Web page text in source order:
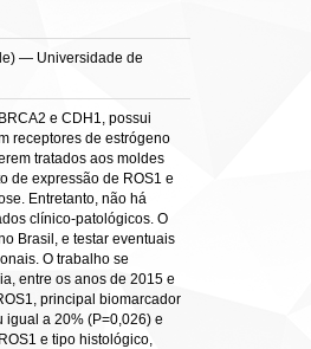
— Universidade de
e CDH1, possui
receptores de estrógeno
tratados aos moldes
de expressão de ROS1 e
Entretanto, não há
clínico-patológicos. O
Brasil, e testar eventuais
O trabalho se
entre os anos de 2015 e
principal biomarcador
igual a 20% (P=0,026) e
e tipo histológico,